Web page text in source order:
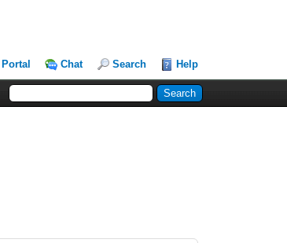
Portal Chat Search Help